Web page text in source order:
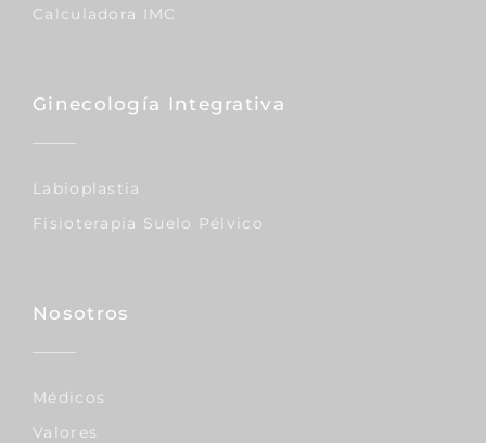
Calculadora IMC
Ginecología Integrativa
Labioplastia
Fisioterapia Suelo Pélvico
Nosotros
Médicos
Valores